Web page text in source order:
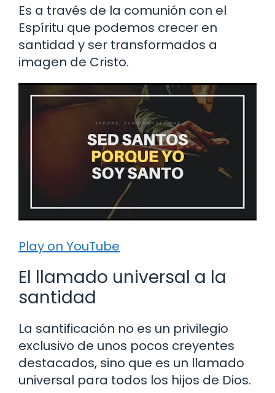
Es a través de la comunión con el
Espíritu que podemos crecer en
santidad y ser transformados a
imagen de Cristo.
Play on YouTube
El llamado universal a la
santidad
La santificación no es un privilegio
exclusivo de unos pocos creyentes
destacados, sino que es un llamado
universal para todos los hijos de Dios.